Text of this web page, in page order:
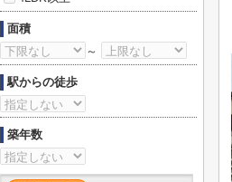
面積
～
駅からの徒歩
築年数